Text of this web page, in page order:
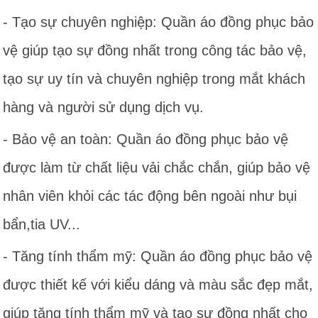
- Tạo sự chuyên nghiệp: Quần áo đồng phục bảo
vệ giúp tạo sự đồng nhất trong công tác bảo vệ,
tạo sự uy tín và chuyên nghiệp trong mắt khách
hàng và người sử dụng dịch vụ.
- Bảo vệ an toàn: Quần áo đồng phục bảo vệ
được làm từ chất liệu vải chắc chắn, giúp bảo vệ
nhân viên khỏi các tác động bên ngoài như bụi
bẩn,tia UV...
- Tăng tính thẩm mỹ: Quần áo đồng phục bảo vệ
được thiết kế với kiểu dáng và màu sắc đẹp mắt,
giúp tăng tính thẩm mỹ và tạo sự đồng nhất cho